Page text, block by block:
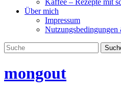
Kaffee – Rezepte mit
Über mich
Impressum
Nutzungsbedingungen
mongout